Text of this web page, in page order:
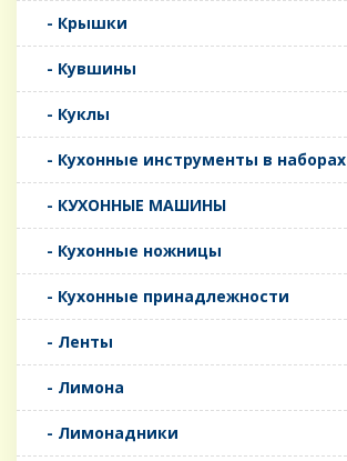
- Крышки
- Кувшины
- Куклы
- Кухонные инструменты в наборах
- КУХОННЫЕ МАШИНЫ
- Кухонные ножницы
- Кухонные принадлежности
- Ленты
- Лимона
- Лимонадники